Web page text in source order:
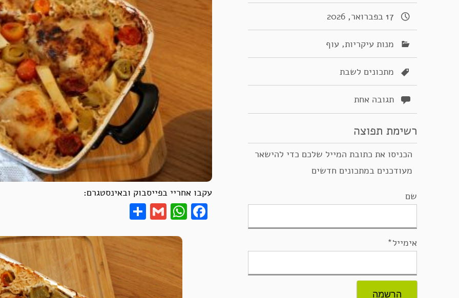
עקבו אחריי בפייסבוק ובאינסטגרם:
Facebook
WhatsApp
Gmail
17 בפברואר, 2026
מנות עיקריות, עוף
מתכונים לשבת
תגובה אחת
רשימת תפוצה
הכניסו את כתובת המייל שלכם כדי להישאר
מעודכנים במתכונים חדשים
שם
אימייל*